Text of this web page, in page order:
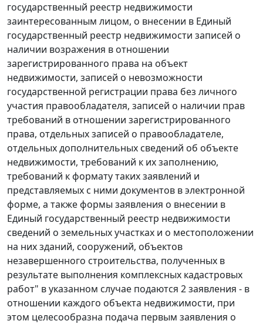
государственный реестр недвижимости
заинтересованным лицом, о внесении в Единый
государственный реестр недвижимости записей о
наличии возражения в отношении
зарегистрированного права на объект
недвижимости, записей о невозможности
государственной регистрации права без личного
участия правообладателя, записей о наличии прав
требований в отношении зарегистрированного
права, отдельных записей о правообладателе,
отдельных дополнительных сведений об объекте
недвижимости, требований к их заполнению,
требований к формату таких заявлений и
представляемых с ними документов в электронной
форме, а также формы заявления о внесении в
Единый государственный реестр недвижимости
сведений о земельных участках и о местоположении
на них зданий, сооружений, объектов
незавершенного строительства, полученных в
результате выполнения комплексных кадастровых
работ" в указанном случае подаются 2 заявления - в
отношении каждого объекта недвижимости, при
этом целесообразна подача первым заявления о